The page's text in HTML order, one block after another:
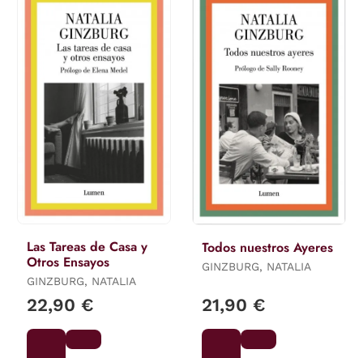
Las Tareas de Casa y
Otros Ensayos
GINZBURG, NATALIA
22,90 €
Todos nuestros Ayeres
GINZBURG, NATALIA
21,90 €